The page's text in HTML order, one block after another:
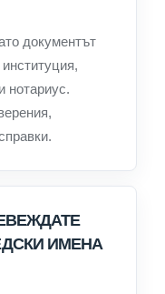
документът
нотариус.
ИМЕНА